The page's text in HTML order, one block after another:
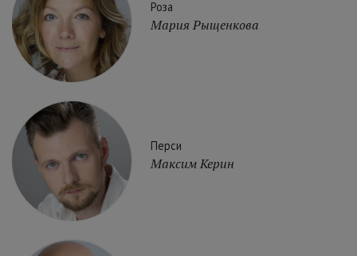
Роза
Мария Рыщенкова
Перси
Максим Керин